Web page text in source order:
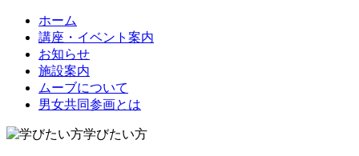
ホーム
講座・イベント案内
お知らせ
施設案内
ムーブについて
男女共同参画とは
学びたい方